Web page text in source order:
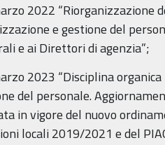
2022 “Riorganizzazione
e gestione del
e ai Direttori di agenzia”;
2023 “Disciplina
del personale.
in vigore del nuovo
locali 2019/2021 e del